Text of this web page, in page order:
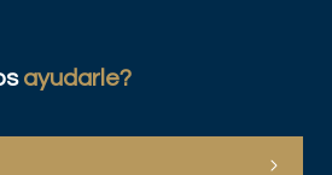
ayudarle?